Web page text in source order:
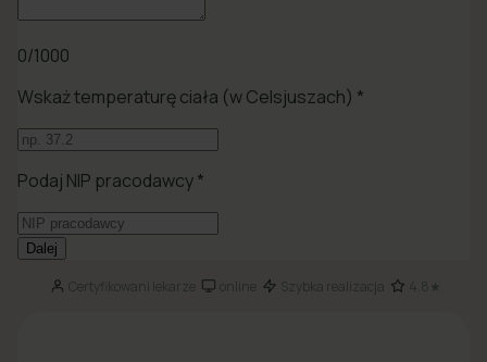
Certyfikowani lekarze· online· Szybka realizacja 4.8★